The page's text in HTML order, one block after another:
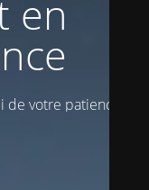
en
votre patience !